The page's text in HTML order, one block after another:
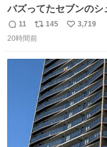
バズってたセブンのシ
7NOWで買い溜め🛒💭
返
信
11
リ
ポ
ト
数
145
い
数
3,719
20時間前